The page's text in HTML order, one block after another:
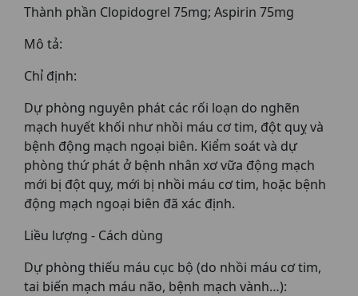
Thành phần Clopidogrel 75mg; Aspirin 75mg
Mô tả:
Chỉ định:
Dự phòng nguyên phát các rối loạn do nghẽn
mạch huyết khối như nhồi máu cơ tim, đột quỵ và
bệnh động mạch ngoại biên. Kiểm soát và dự
phòng thứ phát ở bệnh nhân xơ vữa động mạch
mới bị đột quỵ, mới bị nhồi máu cơ tim, hoặc bệnh
động mạch ngoại biên đã xác định.
Liều lượng - Cách dùng
Dự phòng thiếu máu cục bộ (do nhồi máu cơ tim,
tai biến mạch máu não, bệnh mạch vành…):